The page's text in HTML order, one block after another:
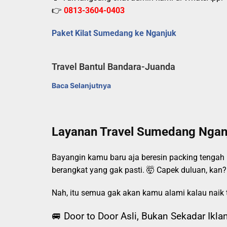
👉 0813-3604-0403
Paket Kilat Sumedang ke Nganjuk
Travel Bantul Bandara-Juanda
Baca Selanjutnya
Layanan Travel Sumedang
Bayangin kamu baru aja beresin packing
berangkat yang gak pasti. 🤯 Capek duluan, kan?
Nah, itu semua gak akan kamu alami kalau
🚐 Door to Door Asli, Bukan Sekadar